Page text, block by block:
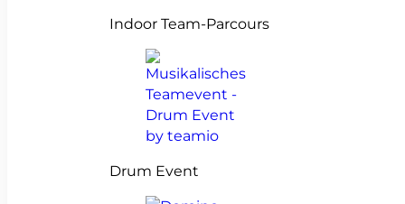
Indoor Team-Parcours
Drum Event